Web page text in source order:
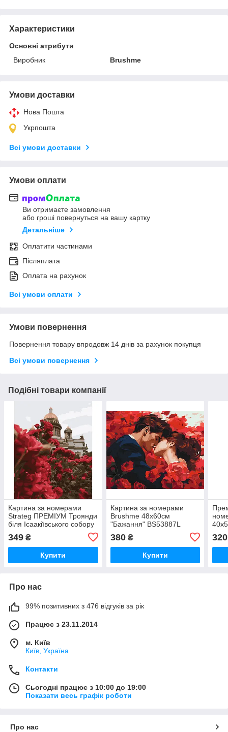
Характеристики
Основні атрибути
Виробник
Brushme
Умови доставки
Нова Пошта
Укрпошта
Всі умови доставки
Умови оплати
Ви отримаєте замовлення
або гроші повернуться на вашу картку
Детальніше
Оплатити частинами
Післяплата
Оплата на рахунок
Всі умови оплати
Умови повернення
Повернення товару впродовж 14 днів за рахунок покупця
Всі умови повернення
Подібні товари компанії
Картина за номерами
Strateg ПРЕМІУМ Троянди
біля Ісаакіївського собору
з лаком розміром 40х50
см (GS1241)
349 ₴
Купити
Картина за номерами
Brushme 48x60см
"Бажання" BS53887L
380₴
Купити
320
Про нас
99% позитивних з 476 відгуків за рік
Працює з 23.11.2014
м. Київ
Київ, Україна
Контакти
Сьогодні працює з 10:00 до 19:00
Показати весь графік роботи
Про нас